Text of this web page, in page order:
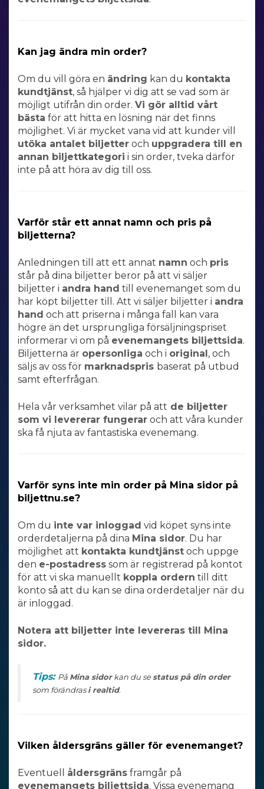
Kan jag ändra min order?
Om du vill göra en ändring kan du kontakta
kundtjänst, så hjälper vi dig att se vad som är
möjligt utifrån din order. Vi gör alltid vårt
bästa för att hitta en lösning när det finns
möjlighet. Vi är mycket vana vid att kunder vill
utöka antalet biljetter och uppgradera till en
annan biljettkategori i sin order, tveka därför
inte på att höra av dig till oss.
Varför står ett annat namn och pris på
biljetterna?
Anledningen till att ett annat namn och pris
står på dina biljetter beror på att vi säljer
biljetter i andra hand till evenemanget som du
har köpt biljetter till. Att vi säljer biljetter i andra
hand och att priserna i många fall kan vara
högre än det ursprungliga försäljningspriset
informerar vi om på evenemangets biljettsida.
Biljetterna är opersonliga och i original, och
säljs av oss för marknadspris baserat på utbud
samt efterfrågan.
Hela vår verksamhet vilar på att de biljetter
som vi levererar fungerar och att våra kunder
ska få njuta av fantastiska evenemang.
Varför syns inte min order på Mina sidor på
biljettnu.se?
Om du inte var inloggad vid köpet syns inte
orderdetaljerna på dina Mina sidor. Du har
möjlighet att kontakta kundtjänst och uppge
den e-postadress som är registrerad på kontot
för att vi ska manuellt koppla ordern till ditt
konto så att du kan se dina orderdetaljer när du
är inloggad.
Notera att biljetter inte levereras till Mina
sidor.
Tips: På Mina sidorkan du sestatus på din order
som förändrasirealtid.
Vilken åldersgräns gäller för evenemanget?
Eventuell åldersgräns framgår på
evenemangets biljettsida. Vissa evenemang